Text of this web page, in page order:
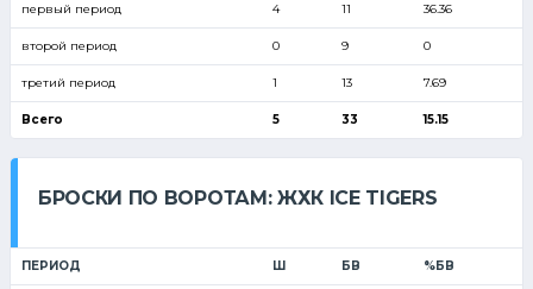
первый период 4 11 36.36
второй период 0 9 0
третий период 1 13 7.69
Всего 5 33 15.15
БРОСКИ ПО ВОРОТАМ: ЖХК ICE TIGERS
ПЕРИОД Ш БВ %БВ